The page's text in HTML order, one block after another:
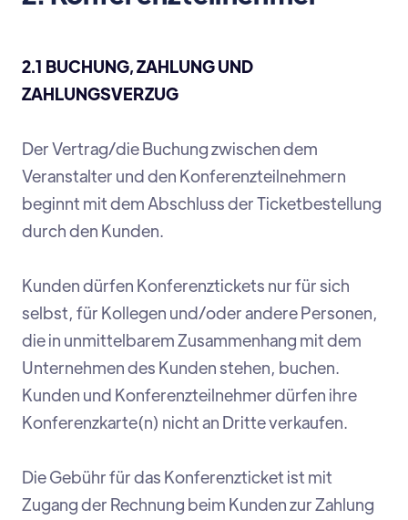
2.1 BUCHUNG, ZAHLUNG UND
ZAHLUNGSVERZUG
Der Vertrag/die Buchung zwischen dem
Veranstalter und den Konferenzteilnehmern
beginnt mit dem Abschluss der Ticketbestellung
durch den Kunden.
Kunden dürfen Konferenztickets nur für sich
selbst, für Kollegen und/oder andere Personen,
die in unmittelbarem Zusammenhang mit dem
Unternehmen des Kunden stehen, buchen.
Kunden und Konferenzteilnehmer dürfen ihre
Konferenzkarte(n) nicht an Dritte verkaufen.
Die Gebühr für das Konferenzticket ist mit
Zugang der Rechnung beim Kunden zur Zahlung